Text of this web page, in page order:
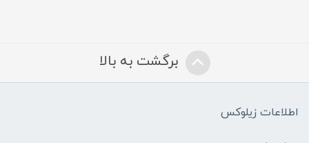
برگشت به بالا
اطلاعات زیلوکس